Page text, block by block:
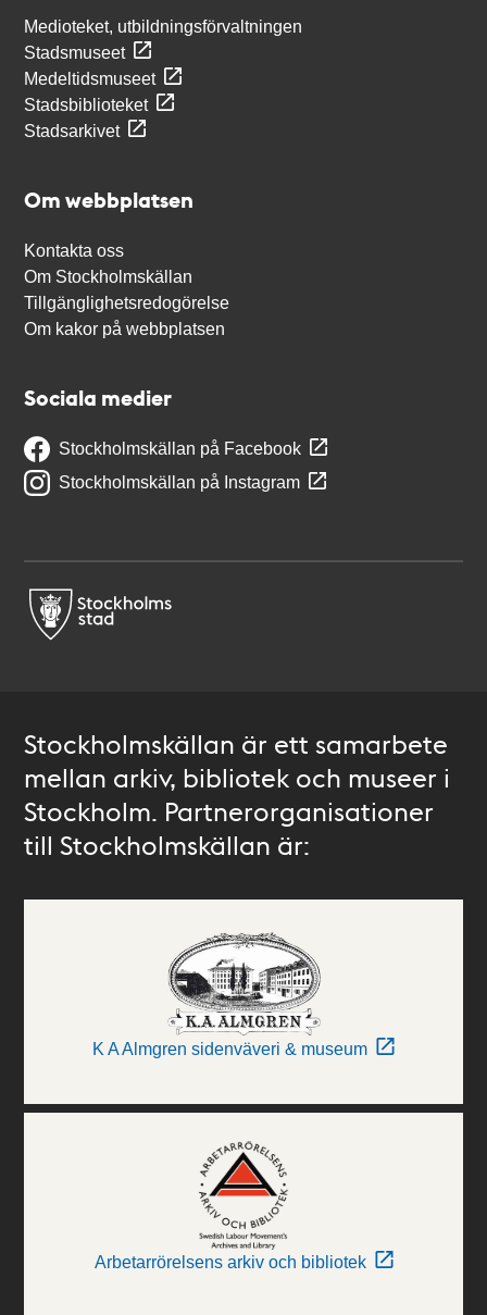
Medioteket, utbildningsförvaltningen
Stadsmuseet
Medeltidsmuseet
Stadsbiblioteket
Stadsarkivet
Om webbplatsen
Kontakta oss
Om Stockholmskällan
Tillgänglighetsredogörelse
Om kakor på webbplatsen
Sociala medier
Stockholmskällan på Facebook
Stockholmskällan på Instagram
Stockholmskällan är ett samarbete
mellan arkiv, bibliotek och museer i
Stockholm. Partnerorganisationer
till Stockholmskällan är:
K A Almgren sidenväveri & museum
Arbetarrörelsens arkiv och bibliotek